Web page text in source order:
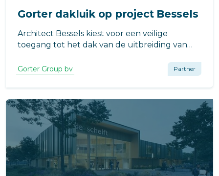
Gorter dakluik op project Bessels
Architect Bessels kiest voor een veilige
toegang tot het dak van de uitbreiding van
dakluik van Gorter. Waarom? Het dakluik
draagt bij aan een energiezuinig pand en biedt
een compleet veilige toegang tot het dak.
Gorter Group bv Partner